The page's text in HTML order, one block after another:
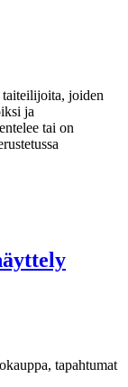
joiden
ja
tai on
tapahtumat